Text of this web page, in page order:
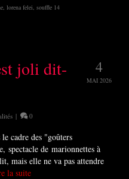
, lorena felei, souffle 14
4
MAI 2026
joli dit-
| 0
cadre des "goûters
de marionnettes à
mais elle ne va pas attendre
la suite